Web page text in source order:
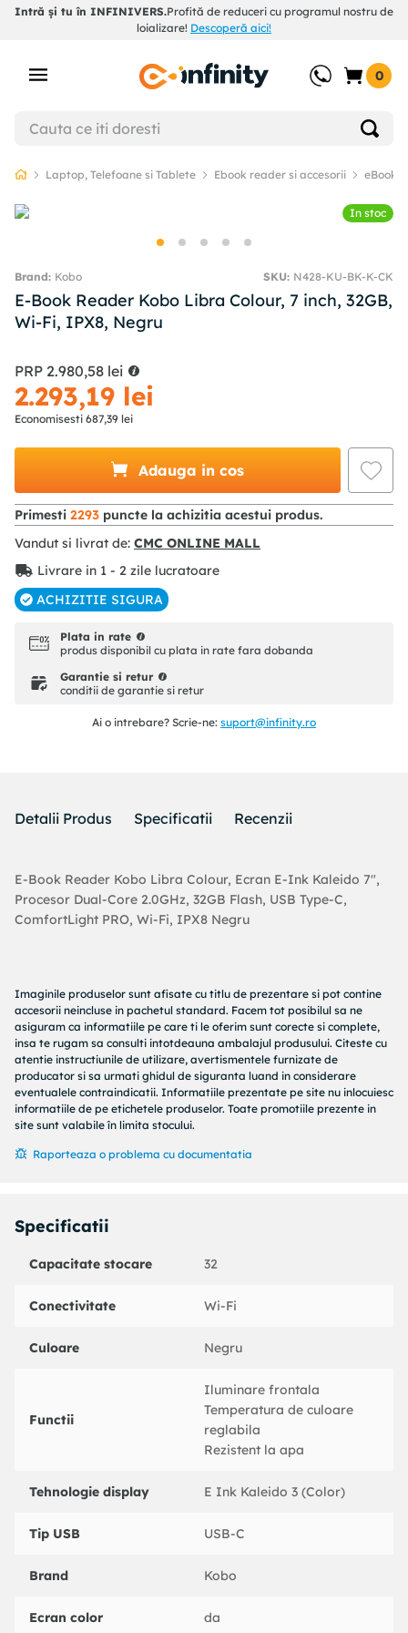
Intră și tu în INFINIVERS.Profită de reduceri cu programul nostru de
loializare! Descoperă aici!
0
Laptop, Telefoane si Tablete Ebook reader si accesorii eBook
In stoc
Kobo SKU: N428-KU-BK-K-CK
E-Book Reader Kobo Libra Colour, 7 inch, 32GB,
Wi-Fi, IPX8, Negru
PRP 2.980,58 lei
2.293,19 lei
Economisesti 687,39 lei
Adauga in cos
Primesti 2293 puncte la achizitia acestui produs.
Vandut si livrat de: CMC ONLINE MALL
Livrare in 1 - 2 zile lucratoare
ACHIZITIE SIGURA
Plata in rate
produs disponibil cu plata in rate fara dobanda
Garantie si retur
conditii de garantie si retur
Ai o intrebare? Scrie-ne: suport@infinity.ro
Detalii Produs Specificatii Recenzii
E-Book Reader Kobo Libra Colour, Ecran E-Ink Kaleido 7",
Procesor Dual-Core 2.0GHz, 32GB Flash, USB Type-C,
ComfortLight PRO, Wi-Fi, IPX8 Negru
Imaginile produselor sunt afisate cu titlu de prezentare si pot contine
accesorii neincluse in pachetul standard. Facem tot posibilul sa ne
asiguram ca informatiile pe care ti le oferim sunt corecte si complete,
insa te rugam sa consulti intotdeauna ambalajul produsului. Citeste cu
atentie instructiunile de utilizare, avertismentele furnizate de
producator si sa urmati ghidul de siguranta luand in considerare
eventualele contraindicatii. Informatiile prezentate pe site nu inlocuiesc
informatiile de pe etichetele produselor. Toate promotiile prezente in
site sunt valabile în limita stocului.
Raporteaza o problema cu documentatia
Specificatii
Capacitate stocare 32
Conectivitate Wi-Fi
Culoare Negru
Functii
Iluminare frontala
Temperatura de culoare
reglabila
Rezistent la apa
Tehnologie display E Ink Kaleido 3 (Color)
Tip USB USB-C
Brand Kobo
Ecran color da